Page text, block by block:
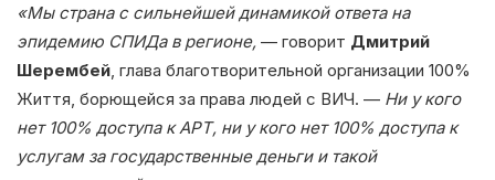
«Мы страна с сильнейшей динамикой ответа на
эпидемию СПИДа в регионе, — говорит Дмитрий
Шерембей , глава благотворительной организации 100%
Життя, борющейся за права людей с ВИЧ. — Ни у кого
нет 100% доступа к АРТ, ни у кого нет 100% доступа к
услугам за государственные деньги и такой